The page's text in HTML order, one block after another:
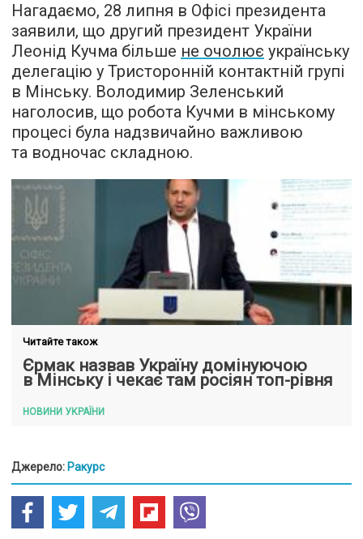
Нагадаємо, 28 липня в Офісі президента
заявили, що другий президент України
Леонід Кучма більше не очолює українську
делегацію у Тристоронній контактній групі
в Мінську. Володимир Зеленський
наголосив, що робота Кучми в мінському
процесі була надзвичайно важливою
та водночас складною.
Читайте також
Єрмак назвав Україну домінуючою
в Мінську і чекає там росіян топ-рівня
НОВИНИ УКРАЇНИ
Джерело: Ракурс